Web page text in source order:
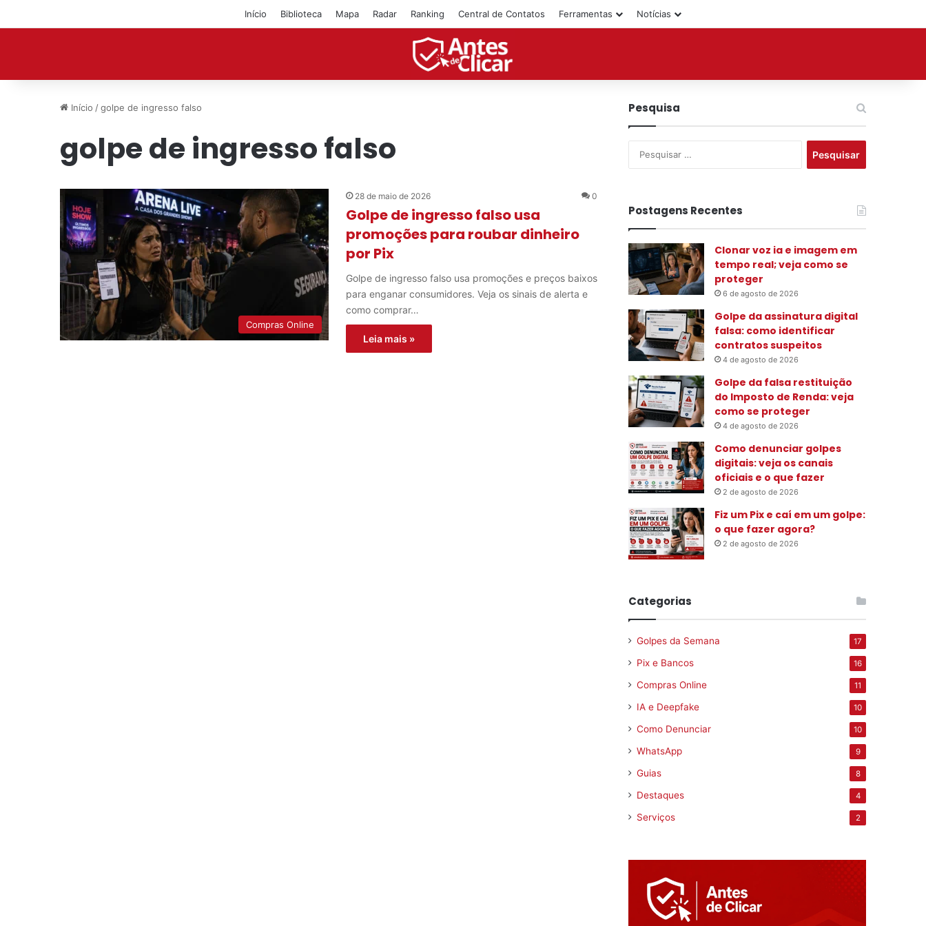
Início Biblioteca Mapa Radar Ranking Central de Contatos Ferramentas Notícias
Início /golpe de ingresso falso
golpe de ingresso falso
Compras Online
28 de maio de 2026 0
Golpe de ingresso falso usa
promoções para roubar dinheiro
por Pix
Golpe de ingresso falso usa promoções e preços baixos
para enganar consumidores. Veja os sinais de alerta e
como comprar…
Leia mais »
Pesquisa
a
r
:
Postagens Recentes
Clonar voz ia e imagem em
tempo real; veja como se
proteger
6 de agosto de 2026
Golpe da assinatura digital
falsa: como identificar
contratos suspeitos
4 de agosto de 2026
Golpe da falsa restituição
do Imposto de Renda: veja
como se proteger
4 de agosto de 2026
Como denunciar golpes
digitais: veja os canais
oficiais e o que fazer
2 de agosto de 2026
Fiz um Pix e caí em um golpe:
o que fazer agora?
2 de agosto de 2026
Categorias
Golpes da Semana 17
Pix e Bancos 16
Compras Online 11
IA e Deepfake 10
Como Denunciar 10
WhatsApp 9
Guias 8
Destaques 4
Serviços 2